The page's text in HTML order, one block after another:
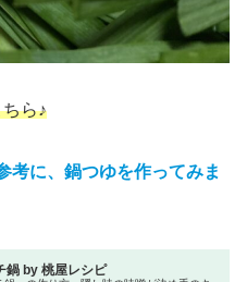
ら♪
に、鍋つゆを作ってみま
鍋 by 桃屋レシピ